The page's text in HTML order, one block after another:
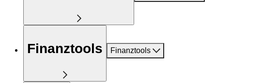
Finanztools Finanztools